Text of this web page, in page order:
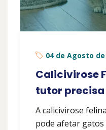
04 de Agosto de
Calicivirose
tutor precisa
A calicivirose
pode afetar gatos